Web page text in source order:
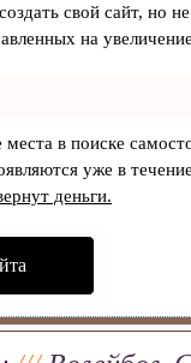
свой сайт, но
на
в поиске
уже в
деньги.